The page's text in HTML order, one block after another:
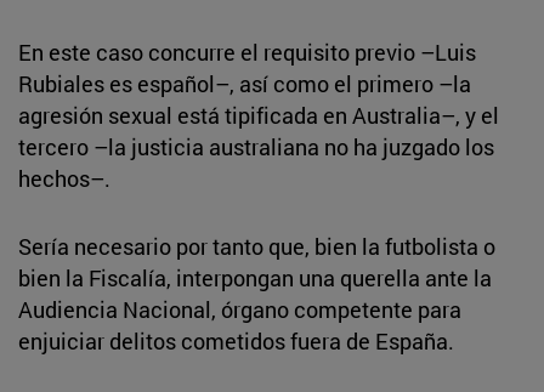
En este caso concurre el requisito previo –Luis
Rubiales es español–, así como el primero –la
agresión sexual está tipificada en Australia–, y el
tercero –la justicia australiana no ha juzgado los
hechos–.
Sería necesario por tanto que, bien la futbolista o
bien la Fiscalía, interpongan una querella ante la
Audiencia Nacional, órgano competente para
enjuiciar delitos cometidos fuera de España.